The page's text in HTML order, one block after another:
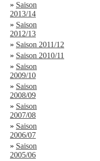
» Saison
2013/14
» Saison
2012/13
» Saison 2011/12
» Saison 2010/11
» Saison
2009/10
» Saison
2008/09
» Saison
2007/08
» Saison
2006/07
» Saison
2005/06